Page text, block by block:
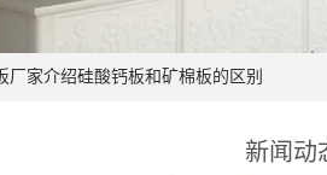
厂家介绍硅酸钙板和矿棉板的区别
新闻动